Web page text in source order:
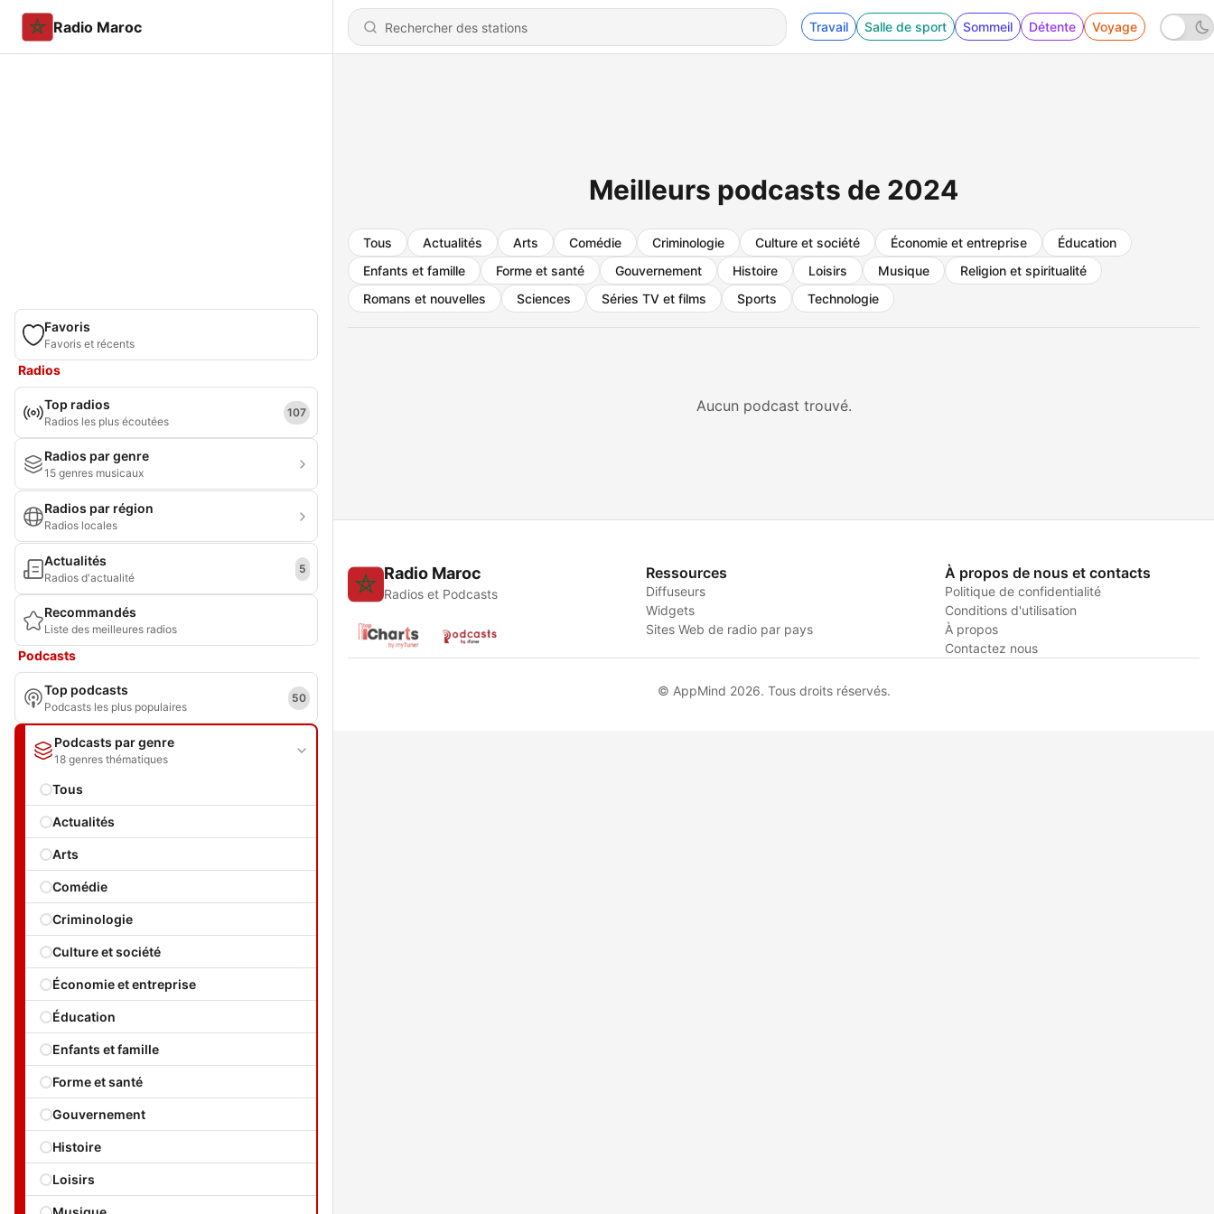
Radio Maroc Travail Salle de sport Sommeil Détente Voyage
Favoris
Favoris et récents
Radios
Top radios
Radios les plus écoutées
107
Radios par genre
15 genres musicaux
Radios par région
Radios locales
Actualités
Radios d'actualité
5
Recommandés
Liste des meilleures radios
Podcasts
Top podcasts
Podcasts les plus populaires
50
Podcasts par genre
18 genres thématiques
Tous
Actualités
Arts
Comédie
Criminologie
Culture et société
Économie et entreprise
Éducation
Enfants et famille
Forme et santé
Gouvernement
Histoire
Loisirs
Meilleurs podcasts de 2024
Tous Actualités Arts Comédie Criminologie Culture et société Économie et entreprise
Éducation
Enfants et famille
Forme et santé Gouvernement Histoire Loisirs Musique
Religion et spiritualité
Romans et nouvelles
Sciences Séries TV et films Sports Technologie
Aucun podcast trouvé.
Radio Maroc
Radios et Podcasts
Ressources
Diffuseurs
Widgets
Sites Web de radio par pays
À propos de nous et contacts
Politique de confidentialité
Conditions d'utilisation
À propos
Contactez nous
© AppMind 2026. Tous droits réservés.